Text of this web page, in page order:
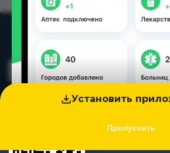
Установить
Пропустить